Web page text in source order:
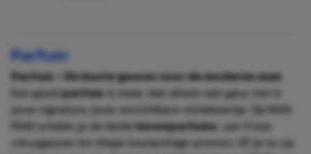
Parfum
Parfum – De beste geuren voor de moderne man
Een goedparfumis meer dan alleen een geur; het is
jouw signature, jouw onzichtbare visitekaartje. Op MAN
MAN ontdek je de besteherenparfums , van frisse
citrusgeuren tot diepe houtachtige aroma’s. Of je nu op